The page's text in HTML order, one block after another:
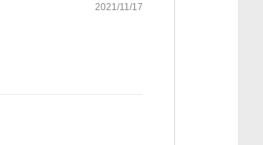
2021/11/17